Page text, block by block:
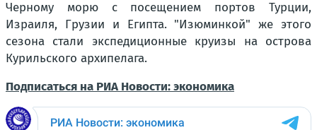
Черному морю с посещением портов Турции,
Израиля, Грузии и Египта. "Изюминкой" же этого
сезона стали экспедиционные круизы на острова
Курильского архипелага.
Подписаться на РИА Новости: экономика